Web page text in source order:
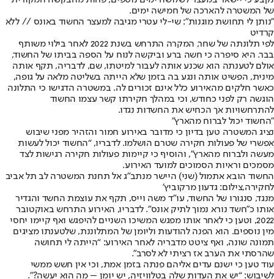
של המשטרה להארכה של חמישה ימים.
"נותן לי תחושת מוגנות": שי-לי עטרי מגיבה למעצר החשוד באונס // ללא
קרדיט
לפי תלונתה של שחר
, המקרה התרחש בשנת 2022 לאחר בילוי משותף
בבר. היא סיפרה כי חשה ברע וביקשה לנוח על הספה בביתו של החשוד,
אולם לטענתה הוא שכנע אותה לעבור למיטתו, שם, לדבריה, תקף אותה
מינית, הפשיט אותה ונגע בה בזמן שלא הייתה בשליטה מלאה על גופה,
כאשר חלקים מהאירוע כלל אינם זכורים לה. במשטרה הדגישו כי התלונה
הוגשה רק לפני כחודש, וכי במהלך חקירתו קשר עצמו החשוד
להתרחשויות אך הכחיש את החשדות נגדו.
"החשוד יכול לברוח מהארץ"
נציג המשטרה טען בדיון כי מדובר באירוע חמור והזהיר מפני שיבוש
אפשרי של פעולות חקירה שטרם הושלמו. לדבריו, “החשוד יכול לעשות
מעשה ולברוח מהארץ”, והוסיף כי קיימות פעולות חקירה רגישות לצד
מסמכים וראיות הסמוכים למועד האירוע.
החשוד הובא אתמול (שני) היישר מנתב"ג אל תחנת המשטרה לב תל אביב
לחקירה,צילום: גדעון מרקוביץ'
מנגד, סנגורו של החשוד, עו״ד משה וייס, תקף את עוצמת החשד והגדיר
אותו כ"חשד נורא נמוך לתיק אונס". לדבריו, האירוע התרחש באוקטובר
2022, וטען כי לאחר אותו מפגש המשיכו השניים להיפגש ואף קיימו יחסי
מין נוספים. הוא הפנה להודעות וליומן של המתלוננת, שלטענתו מציגים
תמונה שונה, ואף ציטט מדבריה לאחר האירוע: “הייתה לי תחושה
שהרסתי את הערב אז רציתי לא לסרב”.
עוד טען כי ישנם עדים אליהם פנתה בזמן אמת, וכי אין חשש ממשי
לשיבוש: “יש את העדות שלה בטלוויזיה, יש יומן – מה הוא יעשה?”.